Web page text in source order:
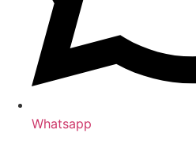
Whatsapp